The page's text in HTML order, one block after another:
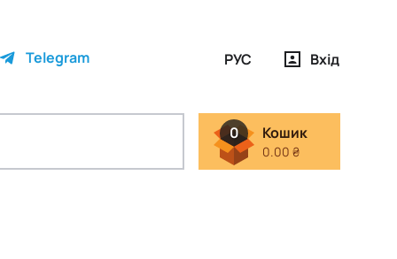
Telegram РУС Вхід
0 Кошик
0.00 ₴